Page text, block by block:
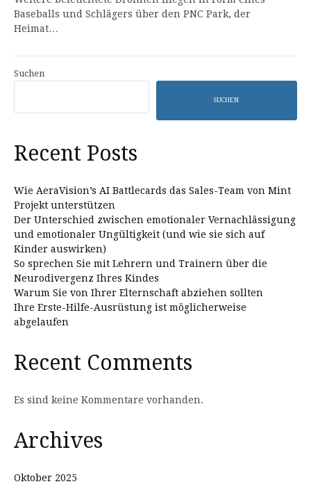
Baseballs und Schlägers über den PNC Park, der
Heimat…
Suchen
SUCHEN
Recent Posts
Wie AeraVision’s AI Battlecards das Sales-Team von Mint
Projekt unterstützen
Der Unterschied zwischen emotionaler Vernachlässigung
und emotionaler Ungültigkeit (und wie sie sich auf
Kinder auswirken)
So sprechen Sie mit Lehrern und Trainern über die
Neurodivergenz Ihres Kindes
Warum Sie von Ihrer Elternschaft abziehen sollten
Ihre Erste-Hilfe-Ausrüstung ist möglicherweise
abgelaufen
Recent Comments
Es sind keine Kommentare vorhanden.
Archives
Oktober 2025